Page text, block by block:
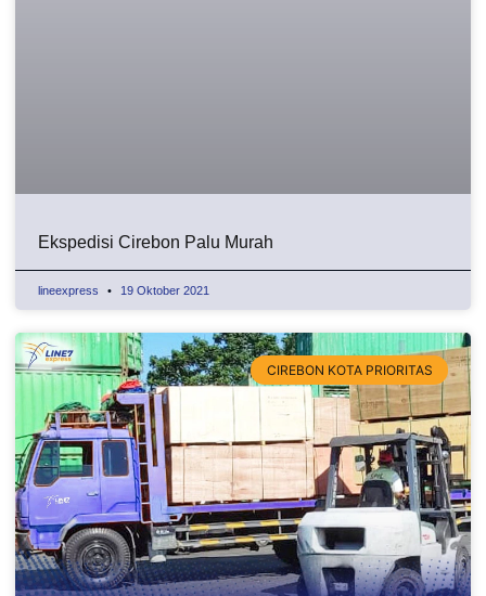
Ekspedisi Cirebon Palu Murah
lineexpress 19 Oktober 2021
CIREBON KOTA PRIORITAS